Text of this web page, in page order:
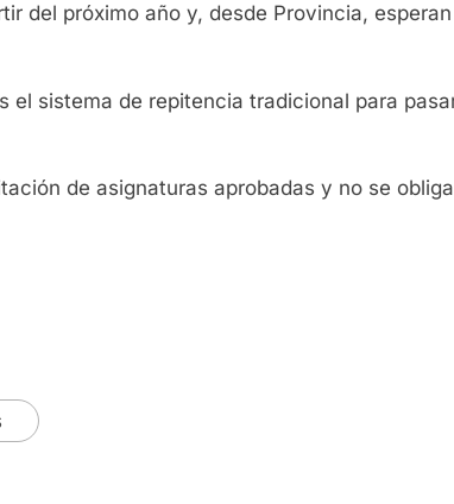
del próximo año y, desde Provincia,
el sistema de repitencia tradicional para
de asignaturas aprobadas y no se